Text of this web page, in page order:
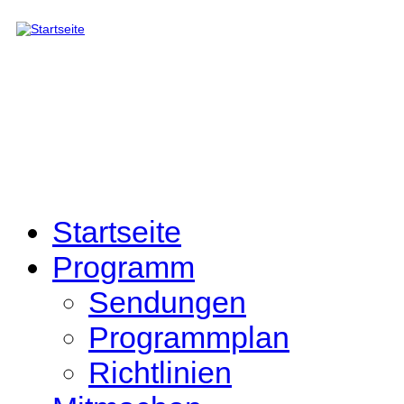
Direkt zum Inhalt
Startseite
Programm
Sendungen
Programmplan
Richtlinien